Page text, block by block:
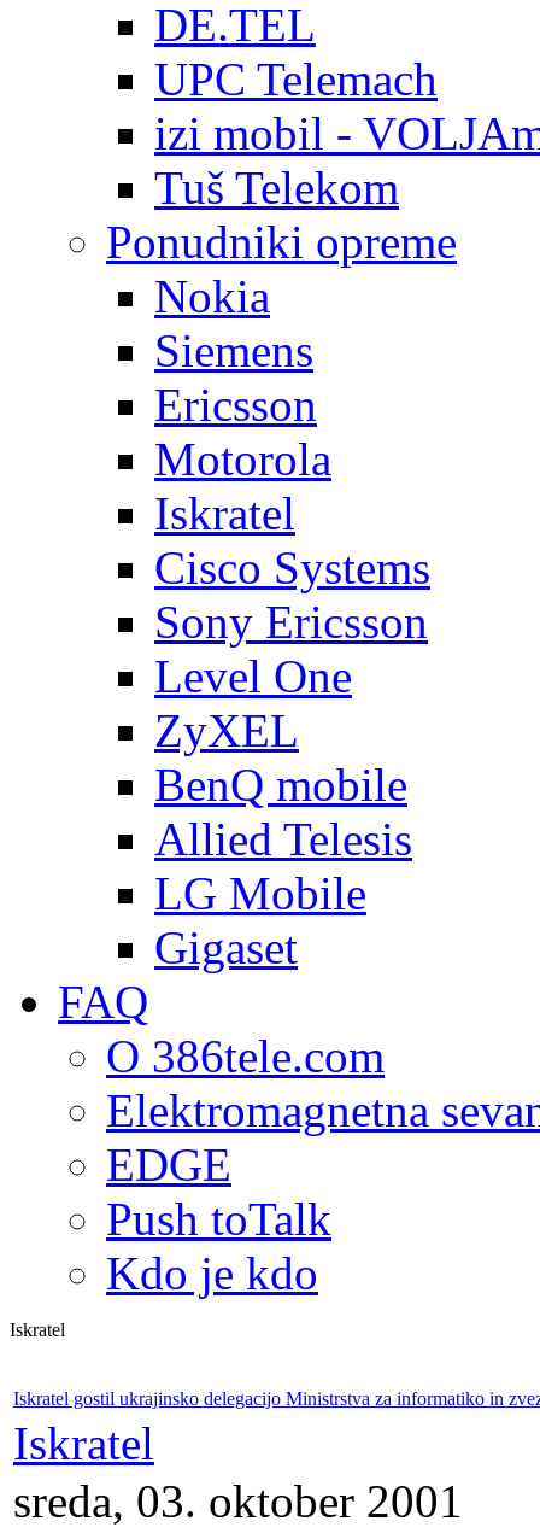
DE.TEL
UPC Telemach
izi mobil -
Tuš Telekom
Ponudniki opreme
Nokia
Siemens
Ericsson
Motorola
Iskratel
Cisco Systems
Sony Ericsson
Level One
ZyXEL
BenQ mobile
Allied Telesis
LG Mobile
Gigaset
FAQ
O 386tele.com
Elektromagnetna
EDGE
Push toTalk
Kdo je kdo
Iskratel
Iskratel gostil ukrajinsko delegacijo Ministrstva za informatiko in
Iskratel
sreda, 03. oktober 2001